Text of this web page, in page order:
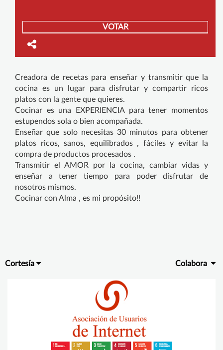
VOTAR
Creadora de recetas para enseñar y transmitir que la
cocina es un lugar para disfrutar y compartir ricos
platos con la gente que quieres.
Cocinar es una EXPERIENCIA para tener momentos
estupendos sola o bien acompañada.
Enseñar que solo necesitas 30 minutos para obtener
platos ricos, sanos, equilibrados , fáciles y evitar la
compra de productos procesados .
Transmitir el AMOR por la cocina, cambiar vidas y
enseñar a tener tiempo para poder disfrutar de
nosotros mismos.
Cocinar con Alma , es mi propósito!!
Cortesía Colabora